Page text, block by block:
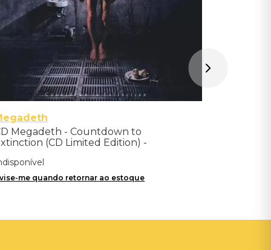
Megadeth - Countdown to
(CD Limited Edition) -
me quando retornar ao estoque